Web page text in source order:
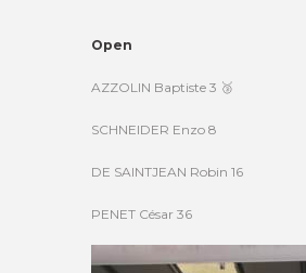
Open
AZZOLIN Baptiste 3 🥉
SCHNEIDER Enzo 8
DE SAINTJEAN Robin 16
PENET César 36